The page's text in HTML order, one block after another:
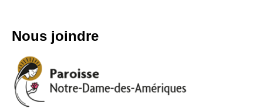
Nous joindre